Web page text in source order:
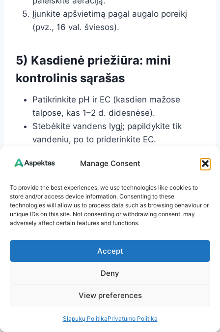
Manage Consent
To provide the best experiences, we use technologies like cookies to
store and/or access device information. Consenting to these
technologies will allow us to process data such as browsing behaviour or
unique IDs on this site. Not consenting or withdrawing consent, may
adversely affect certain features and functions.
Accept
Deny
View preferences
Slapukų PolitikaPrivatumo Politika
Įjunkite apšvietimą pagal augalo poreikį
(pvz., 16 val. šviesos).
5) Kasdienė priežiūra: mini
kontrolinis sąrašas
Patikrinkite pH ir EC (kasdien mažose
talpose, kas 1–2 d. didesnėse).
Stebėkite vandens lygį; papildykite tik
vandeniu, po to priderinkite EC.
pakraščiai, kenkėjai.
Užtikrinkite oro judėjimą ir tinkamą
temperatūrą.
Dažnos klaidos ir kaip jų
Per didelis EC jaunų daigų fazėje:
pradėkite silpnesniu tirpalu.
aeruokite arba užtikrinkite cirkuliaciją.